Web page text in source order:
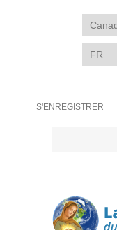
S'ENREGISTRER